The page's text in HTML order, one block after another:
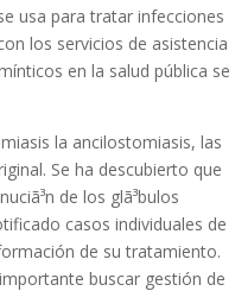
usa para tratar infecciones
los servicios de asistencia
en la salud pública se
la ancilostomiasis, las
Se ha descubierto que
de los glã³bulos
casos individuales de
de su tratamiento.
buscar gestión de